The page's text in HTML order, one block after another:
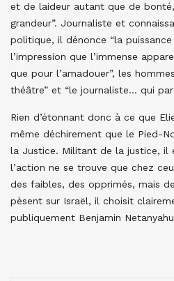
et de laideur autant que de
grandeur”. Journaliste et
politique, il dénonce “la
l’impression que l’immense
que pour l’amadouer”, les
théâtre” et “le journaliste… qui
Rien d’étonnant donc à ce que
même déchirement que le Pied-
la Justice. Militant de la justice, il
l’action ne se trouve que chez
des faibles, des opprimés, mais
pèsent sur Israël, il choisit
publiquement Benjamin